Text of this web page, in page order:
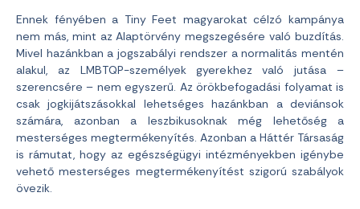
Ennek fényében a Tiny Feet magyarokat célzó kampánya
nem más, mint az Alaptörvény megszegésére való buzdítás.
Mivel hazánkban a jogszabályi rendszer a normalitás mentén
alakul, az LMBTQP-személyek gyerekhez való jutása –
szerencsére – nem egyszerű. Az örökbefogadási folyamat is
csak jogkijátszásokkal lehetséges hazánkban a deviánsok
számára, azonban a leszbikusoknak még lehetőség a
mesterséges megtermékenyítés. Azonban a Háttér Társaság
is rámutat, hogy az egészségügyi intézményekben igénybe
vehető mesterséges megtermékenyítést szigorú szabályok
övezik.